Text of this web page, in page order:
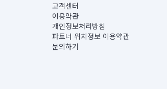
고객센터
이용약관
개인정보처리방침
파트너 위치정보 이용약관
문의하기